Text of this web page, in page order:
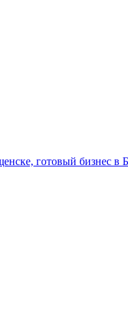
готовый бизнес в